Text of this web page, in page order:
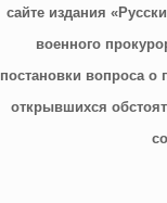
сайте издания
военного
постановки вопроса
открывшихся